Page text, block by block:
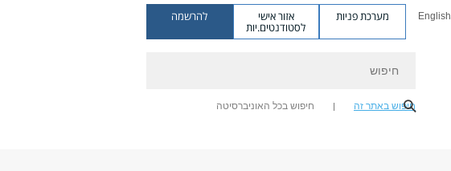
English מערכת פניות אזור אישי
לסטודנטים.יות
להרשמה
חיפוש באתר זה חיפוש בכל האוניברסיטה